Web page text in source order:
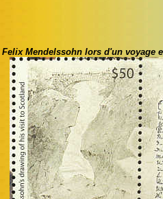
Felix Mendelssohn lors d'un voyage